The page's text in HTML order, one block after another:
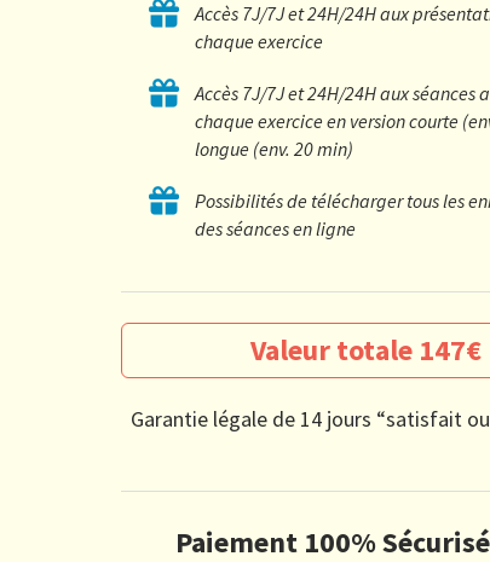
Accès 7J/7J et 24H/24H aux
chaque exercice
Accès 7J/7J et 24H/24H aux séances
chaque exercice en version courte
longue (env. 20 min)
Possibilités de télécharger tous les
des séances en ligne
Valeur totale 147€
Garantie légale de 14 jours “satisfait
Paiement 100% Sécurisé